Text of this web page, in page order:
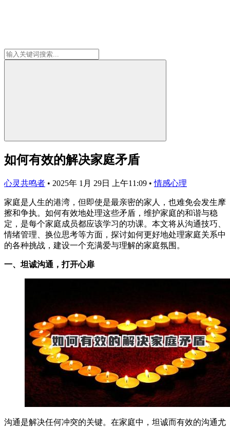
如何有效的解决家庭矛盾
心灵共鸣者 • 2025年 1月 29日 上午11:09 • 情感心理
家庭是人生的港湾，但即使是最亲密的家人，也难免会发生摩
擦和争执。如何有效地处理这些矛盾，维护家庭的和谐与稳
定，是每个家庭成员都应该学习的功课。本文将从沟通技巧、
情绪管理、换位思考等方面，探讨如何更好地处理家庭关系中
的各种挑战，建设一个充满爱与理解的家庭氛围。
一、坦诚沟通，打开心扉
沟通是解决任何冲突的关键。在家庭中，坦诚而有效的沟通尤